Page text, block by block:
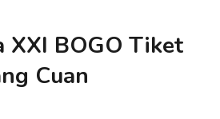
XXI BOGO Tiket
Cuan